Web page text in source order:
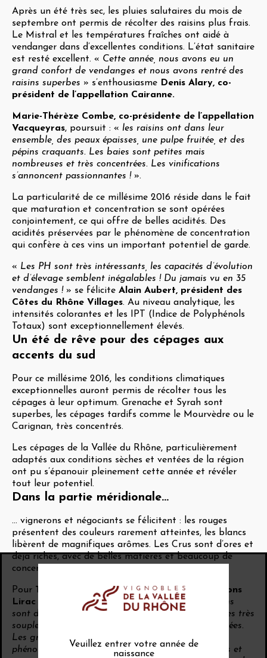
Après un été très sec, les pluies salutaires du mois de
septembre ont permis de récolter des raisins plus frais.
Le Mistral et les températures fraîches ont aidé à
vendanger dans d’excellentes conditions. L’état sanitaire
est resté excellent. « Cette année, nous avons eu un
grand confort de vendanges et nous avons rentré des
raisins superbes » s’enthousiasme Denis Alary, co-
président de l’appellation Cairanne.
Marie-Thérèze Combe, co-présidente de l’appellation
Vacqueyras, poursuit : « les raisins ont dans leur
ensemble, des peaux épaisses, une pulpe fruitée, et des
pépins craquants. Les baies sont petites mais
nombreuses et très concentrées. Les vinifications
s’annoncent passionnantes !».
La particularité de ce millésime 2016 réside dans le fait
que maturation et concentration se sont opérées
conjointement, ce qui offre de belles acidités. Des
acidités préservées par le phénomène de concentration
qui confère à ces vins un important potentiel de garde.
« Les PH sont très intéressants, les capacités d’évolution
et d’élevage semblent inégalables ! Du jamais vu en 35
vendanges !» se félicite Alain Aubert, président des
Côtes du Rhône Villages. Au niveau analytique, les
intensités colorantes et les IPT (Indice de Polyphénols
Totaux) sont exceptionnellement élevés.
Un été de rêve pour des cépages aux
accents du sud
Pour ce millésime 2016, les conditions climatiques
exceptionnelles auront permis de récolter tous les
cépages à leur optimum. Grenache et Syrah sont
superbes, les cépages tardifs comme le Mourvèdre ou le
Carignan, très concentrés.
Les cépages de la Vallée du Rhône, particulièrement
adaptés aux conditions sèches et ventées de la région
ont pu s’épanouir pleinement cette année et révéler
tout leur potentiel.
Dans la partie méridionale...
... vignerons et négociants se félicitent : les rouges
présentent des couleurs rarement atteintes, les blancs
libèrent de magnifiques arômes. Les Crus sont d’ores et
déjà riches, avec de belles matières et beaucoup de
concentration.
Pour Thomas Giubbi, co-président des appellations
Lirac et Tavel
«Dans la partie gardoise, les syrahs
sont d’un haut niveau avec des structures tanniques très
souples qui permettront des extractions plus poussées.
Les grenaches ont une très bonne maturation
phénolique avec de très fortes intensités colorantes et
Veuillez entrer votre année de
naissance